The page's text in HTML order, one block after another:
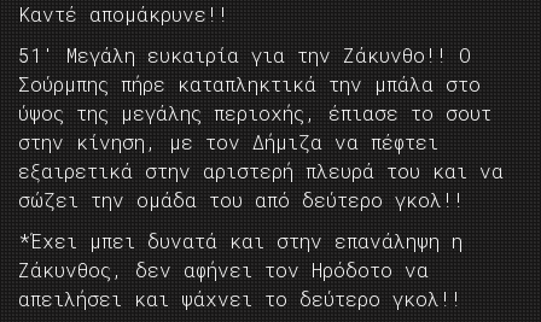
Καντέ απομάκρυνε!!
51′ Μεγάλη ευκαιρία για την Ζάκυνθο!! Ο
Σούρμπης πήρε καταπληκτικά την μπάλα στο
ύψος της μεγάλης περιοχής, έπιασε το σουτ
στην κίνηση, με τον Δήμιζα να πέφτει
εξαιρετικά στην αριστερή πλευρά του και να
σώζει την ομάδα του από δεύτερο γκολ!!
*Έχει μπει δυνατά και στην επανάληψη η
Ζάκυνθος, δεν αφήνει τον Ηρόδοτο να
απειλήσει και ψάχνει το δεύτερο γκολ!!